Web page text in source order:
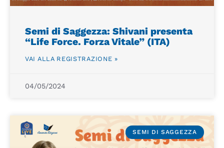
Semi di Saggezza: Shivani presenta
“Life Force. Forza Vitale” (ITA)
VAI ALLA REGISTRAZIONE »
04/05/2024
SEMI DI SAGGEZZA